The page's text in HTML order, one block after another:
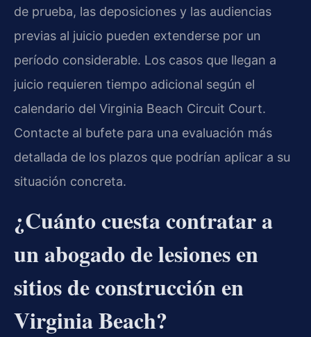
de prueba, las deposiciones y las audiencias
previas al juicio pueden extenderse por un
período considerable. Los casos que llegan a
juicio requieren tiempo adicional según el
calendario del Virginia Beach Circuit Court.
Contacte al bufete para una evaluación más
detallada de los plazos que podrían aplicar a su
situación concreta.
¿Cuánto cuesta contratar a
un abogado de lesiones en
sitios de construcción en
Virginia Beach?